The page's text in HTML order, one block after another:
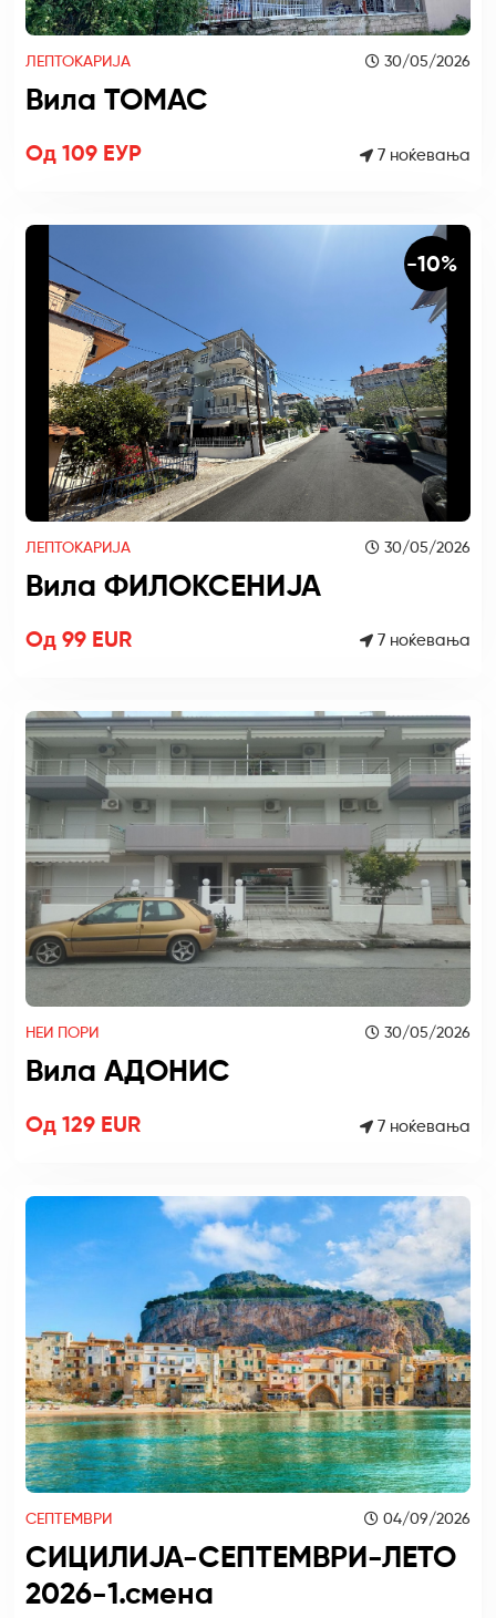
ЛЕПТОКАРИЈА 30/05/2026
Вила ТОМАС
Од 109 ЕУР 7 ноќевања
-10%
ЛЕПТОКАРИЈА 30/05/2026
Вила ФИЛОКСЕНИЈА
Од 99 EUR 7 ноќевања
НЕИ ПОРИ 30/05/2026
Вила АДОНИС
Од 129 EUR 7 ноќевања
СЕПТЕМВРИ 04/09/2026
СИЦИЛИЈА-СЕПТЕМВРИ-ЛЕТО
2026-1.смена